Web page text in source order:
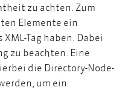
zu achten. Zum
Elemente ein
Tag haben. Dabei
zu beachten. Eine
die Directory-Node-
um ein